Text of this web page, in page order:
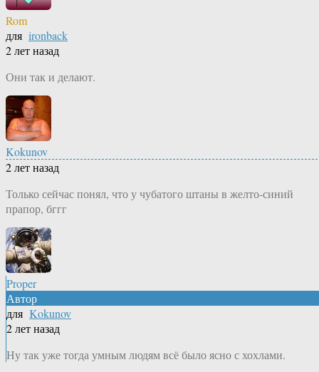
Rom
для ironback
2 лет назад
Они так и делают.
Kokunov
2 лет назад
Только сейчас понял, что у чубатого штаны в желто-синий
прапор, бггг
Proper
Автор
для Kokunov
2 лет назад
Ну так уже тогда умным людям всё было ясно с хохлами.